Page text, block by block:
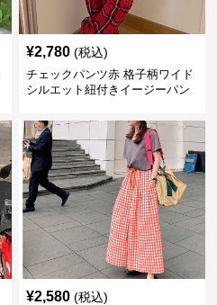
¥2,780 (税込)
チェックパンツ赤 格子柄ワイド
シルエット紐付きイージーパン
¥2,580 (税込)